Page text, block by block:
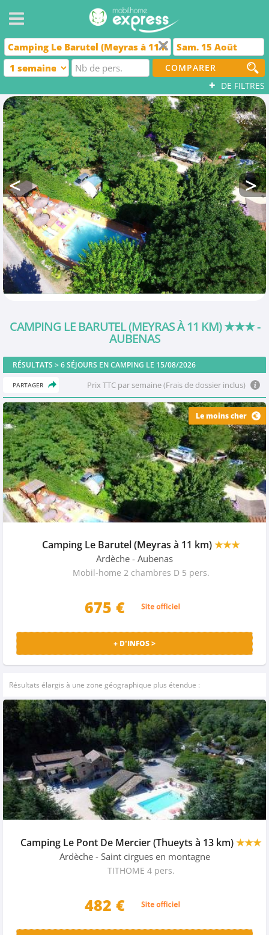
COMPARER
+ DE FILTRES
CAMPING LE BARUTEL (MEYRAS À 11 KM)★★★-
AUBENAS
RÉSULTATS >6SÉJOURS EN CAMPING LE 15/08/2026
PARTAGER Prix TTC par semaine (Frais de dossier inclus)
Le moins cher
Camping Le Barutel (Meyras à 11 km)★★★
Ardèche - Aubenas
Mobil-home 2 chambres D 5 pers.
675 €
+ D'INFOS >
Résultats élargis à une zone géographique plus étendue :
Camping Le Pont De Mercier (Thueyts à 13 km)★★★
Ardèche - Saint cirgues en montagne
TITHOME 4 pers.
482 €